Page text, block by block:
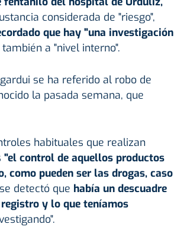
considerada de "riesgo",
que hay "una investigación
a "nivel interno".
se ha referido al robo de
la pasada semana, que
habituales que realizan
"el control de aquellos productos
como pueden ser las drogas, caso
detectó que había un descuadre
y lo que teníamos